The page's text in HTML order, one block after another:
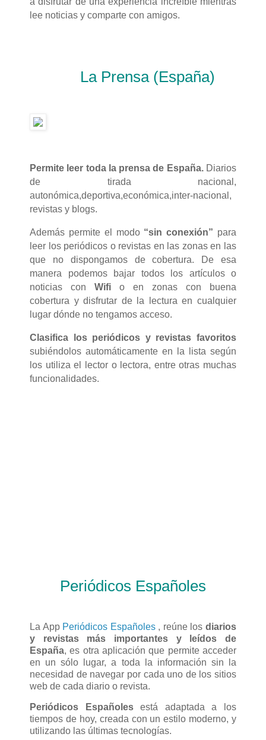
lee noticias y comparte con amigos.
La Prensa (España)
Permite leer toda la prensa de España.Diarios
de tirada nacional,
autonómica,deportiva,económica,inter-nacional,
revistas y blogs.
Además permite el modo “sin conexión” para
leer los periódicos o revistas en las zonas en las
que no dispongamos de cobertura. De esa
manera podemos bajar todos los artículos o
noticias con Wifi o en zonas con buena
cobertura y disfrutar de la lectura en cualquier
lugar dónde no tengamos acceso.
Clasifica los periódicos y revistas favoritos
subiéndolos automáticamente en la lista según
los utiliza el lector o lectora, entre otras muchas
funcionalidades.
Periódicos Españoles
La App Periódicos Españoles, reúne losdiarios
y revistas más importantes y leídos de
España, es otra aplicación que permite acceder
en un sólo lugar, a toda la información sin la
necesidad de navegar por cada uno de los sitios
web de cada diario o revista.
Periódicos Españolesestá adaptada a los
tiempos de hoy, creada con un estilo moderno, y
utilizando las últimas tecnologías.